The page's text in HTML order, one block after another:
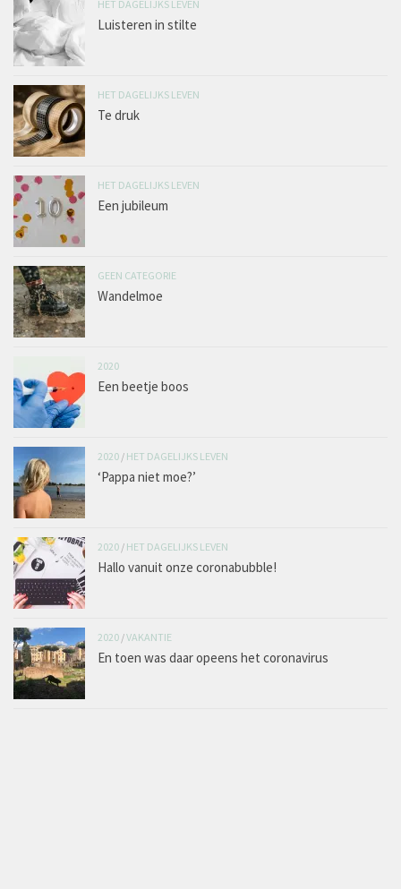
HET DAGELIJKS LEVEN
Luisteren in stilte
HET DAGELIJKS LEVEN
Te druk
HET DAGELIJKS LEVEN
Een jubileum
GEEN CATEGORIE
Wandelmoe
2020
Een beetje boos
2020 / HET DAGELIJKS LEVEN
‘Pappa niet moe?’
2020 / HET DAGELIJKS LEVEN
Hallo vanuit onze coronabubble!
2020 /VAKANTIE
En toen was daar opeens het coronavirus